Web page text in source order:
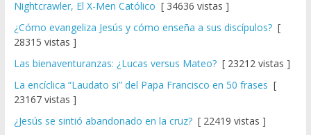
Nightcrawler, El X-Men Católico [ 34636 vistas ]
¿Cómo evangeliza Jesús y cómo enseña a sus discípulos?[
28315 vistas ]
Las bienaventuranzas: ¿Lucas versus Mateo?[ 23212 vistas ]
La encíclica “Laudato si” del Papa Francisco en 50 frases [
23167 vistas ]
¿Jesús se sintió abandonado en la cruz?[ 22419 vistas ]